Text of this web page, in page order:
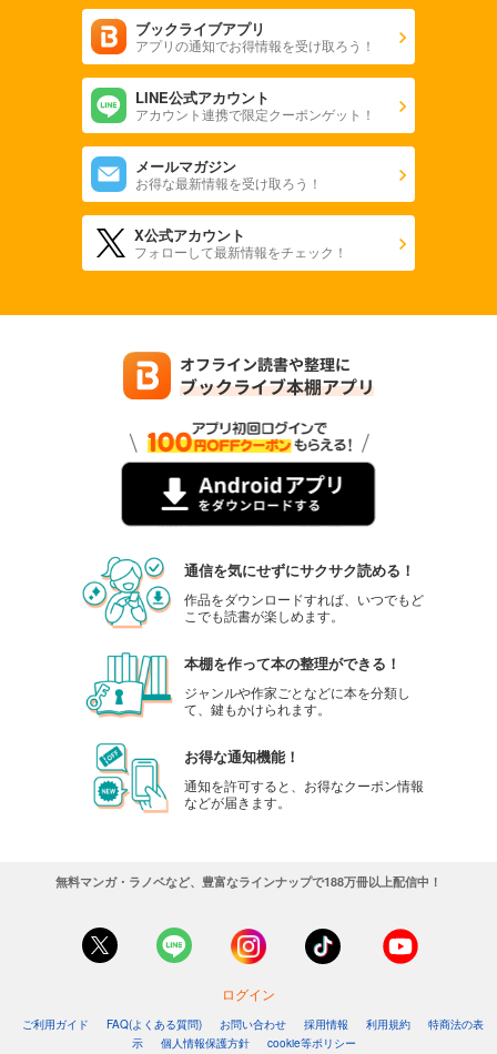
ブックライブアプリ
アプリの通知でお得情報を受け取ろう！
LINE公式アカウント
アカウント連携で限定クーポンゲット！
メールマガジン
お得な最新情報を受け取ろう！
X公式アカウント
フォローして最新情報をチェック！
通信を気にせずにサクサク読める！
作品をダウンロードすれば、いつでもど
こでも読書が楽しめます。
本棚を作って本の整理ができる！
ジャンルや作家ごとなどに本を分類し
て、鍵もかけられます。
お得な通知機能！
通知を許可すると、お得なクーポン情報
などが届きます。
無料マンガ・ラノベなど、豊富なラインナップで188万冊以上配信中！
ログイン
ご利用ガイド FAQ(よくある質問) お問い合わせ 採用情報 利用規約
特商法の表
示
個人情報保護方針 cookie等ポリシー